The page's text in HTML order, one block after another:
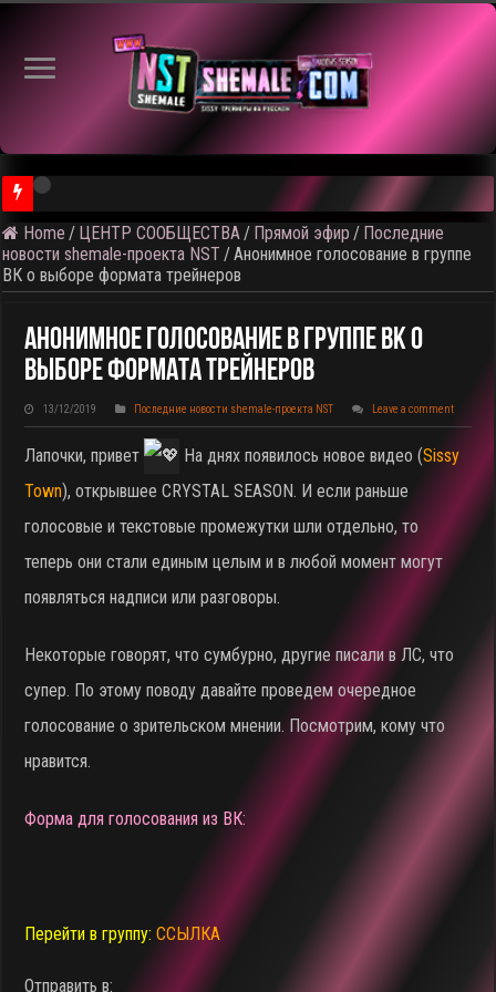
⚠️ Кадры из предстоя
Home / ЦЕНТР СООБЩЕСТВА / Прямой эфир / Последние
новости shemale-проекта NST /Анонимное голосование в группе
ВК о выборе формата трейнеров
Анонимное Голосование В Группе ВК О
Выборе Формата Трейнеров
13/12/2019 Последние новости shemale-проекта NST Leave a comment
Лапочки, привет На днях появилось новое видео (Sissy
Town), открывшее CRYSTAL SEASON. И если раньше
голосовые и текстовые промежутки шли отдельно, то
теперь они стали единым целым и в любой момент могут
появляться надписи или разговоры.
Некоторые говорят, что сумбурно, другие писали в ЛС, что
супер. По этому поводу давайте проведем очередное
голосование о зрительском мнении. Посмотрим, кому что
нравится.
Форма для голосования из ВК:
Перейти в группу: ССЫЛКА
Отправить в: